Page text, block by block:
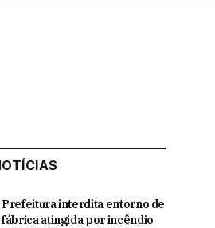
Prefeitura interdita entorno de
fábrica atingida por incêndio